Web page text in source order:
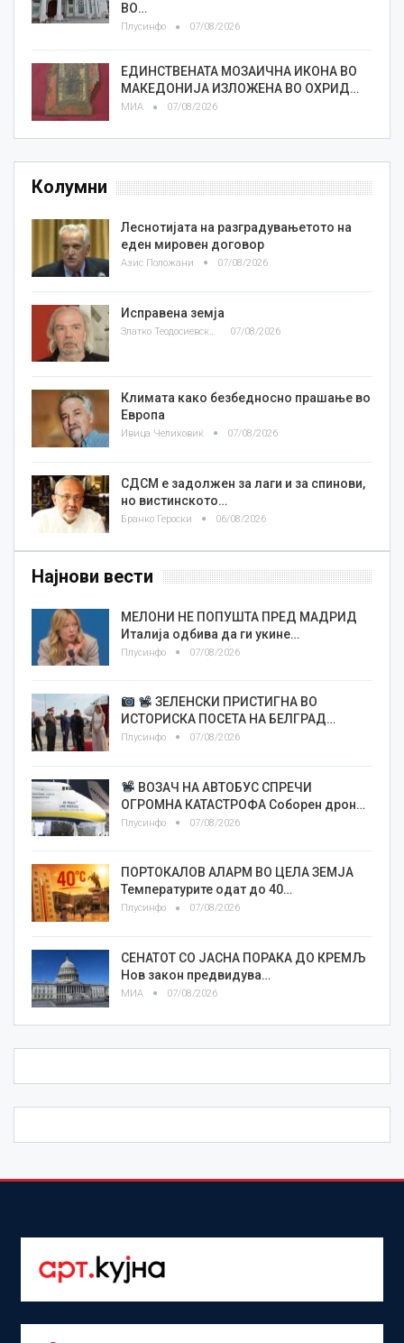
ВО…
Плусинфо 07/08/2026
ЕДИНСТВЕНАТА МОЗАИЧНА ИКОНА ВО
МАКЕДОНИЈА ИЗЛОЖЕНА ВО ОХРИД…
МИА 07/08/2026
Колумни
Леснотијата на разградувањетото на
еден мировен договор
Азис Положани 07/08/2026
Исправена земја
Златко Теодосиевски 07/08/2026
Климата како безбедносно прашање во
Европа
Ивица Челиковиќ 07/08/2026
СДСМ е задолжен за лаги и за спинови,
но вистинското…
Бранко Героски 06/08/2026
Најнови вести
МЕЛОНИ НЕ ПОПУШТА ПРЕД МАДРИД
Италија одбива да ги укине…
Плусинфо 07/08/2026
ЗЕЛЕНСКИ ПРИСТИГНА ВО
ИСТОРИСКА ПОСЕТА НА БЕЛГРАД…
Плусинфо 07/08/2026
ВОЗАЧ НА АВТОБУС СПРЕЧИ
ОГРОМНА КАТАСТРОФА Соборен дрон…
Плусинфо 07/08/2026
ПОРТОКАЛОВ АЛАРМ ВО ЦЕЛА ЗЕМЈА
Температурите одат до 40…
Плусинфо 07/08/2026
СЕНАТОТ СО ЈАСНА ПОРАКА ДО КРЕМЉ
Нов закон предвидува…
МИА 07/08/2026